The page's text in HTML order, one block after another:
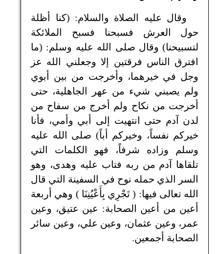
وقال عليه الصلاة والسلام: (كنا أظلة
حول العرش فسبحنا فسبح الملائكة
لتسبيحنا) وقال صلى الله عليه وسلم: (ما
افترق الناس فرقتين إلا وجعلني الله عز
وجل في خيرهما، وأخرجت من بين أبوي
ولم يصبني شيء من عهر الجاهلية، حتى
أخرجت من نكاح ولم أخرج من سفاح من
لدن آدم حتى انتهيت إلى أبي وأمي، فأنا
خيركم نفساً، وخيركم أباً) صلى الله عليه
وسلم وزاده شرفاً، فهو الكلمات التي
تلقاها آدم من ربه فتاب عليه وهدى، وهو
السر الذي حمله نوح في السفينة التي قال
الله تعالى فيها: ( تَجْرِي بِأَعْيُنِنَا ) وهي أربعة
أعين من أعين الصحابة: عين عتيق، وعين
عمر، وعين عثمان، وعين علي، وعين سائر
الصحابة أجمعين.